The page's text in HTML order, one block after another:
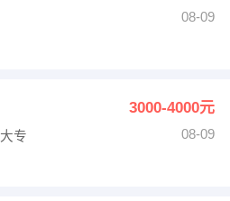
08-09
3000-4000元
大专
08-09